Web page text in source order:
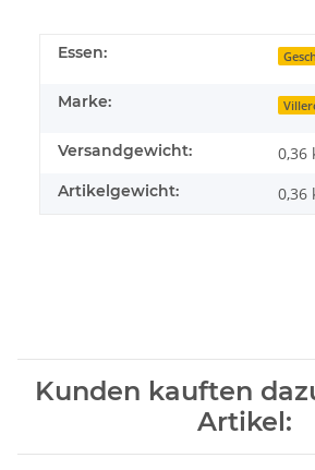
Essen:
Marke:
Versandgewicht: 0,36
Artikelgewicht: 0,36
Kunden kauften
Artikel: